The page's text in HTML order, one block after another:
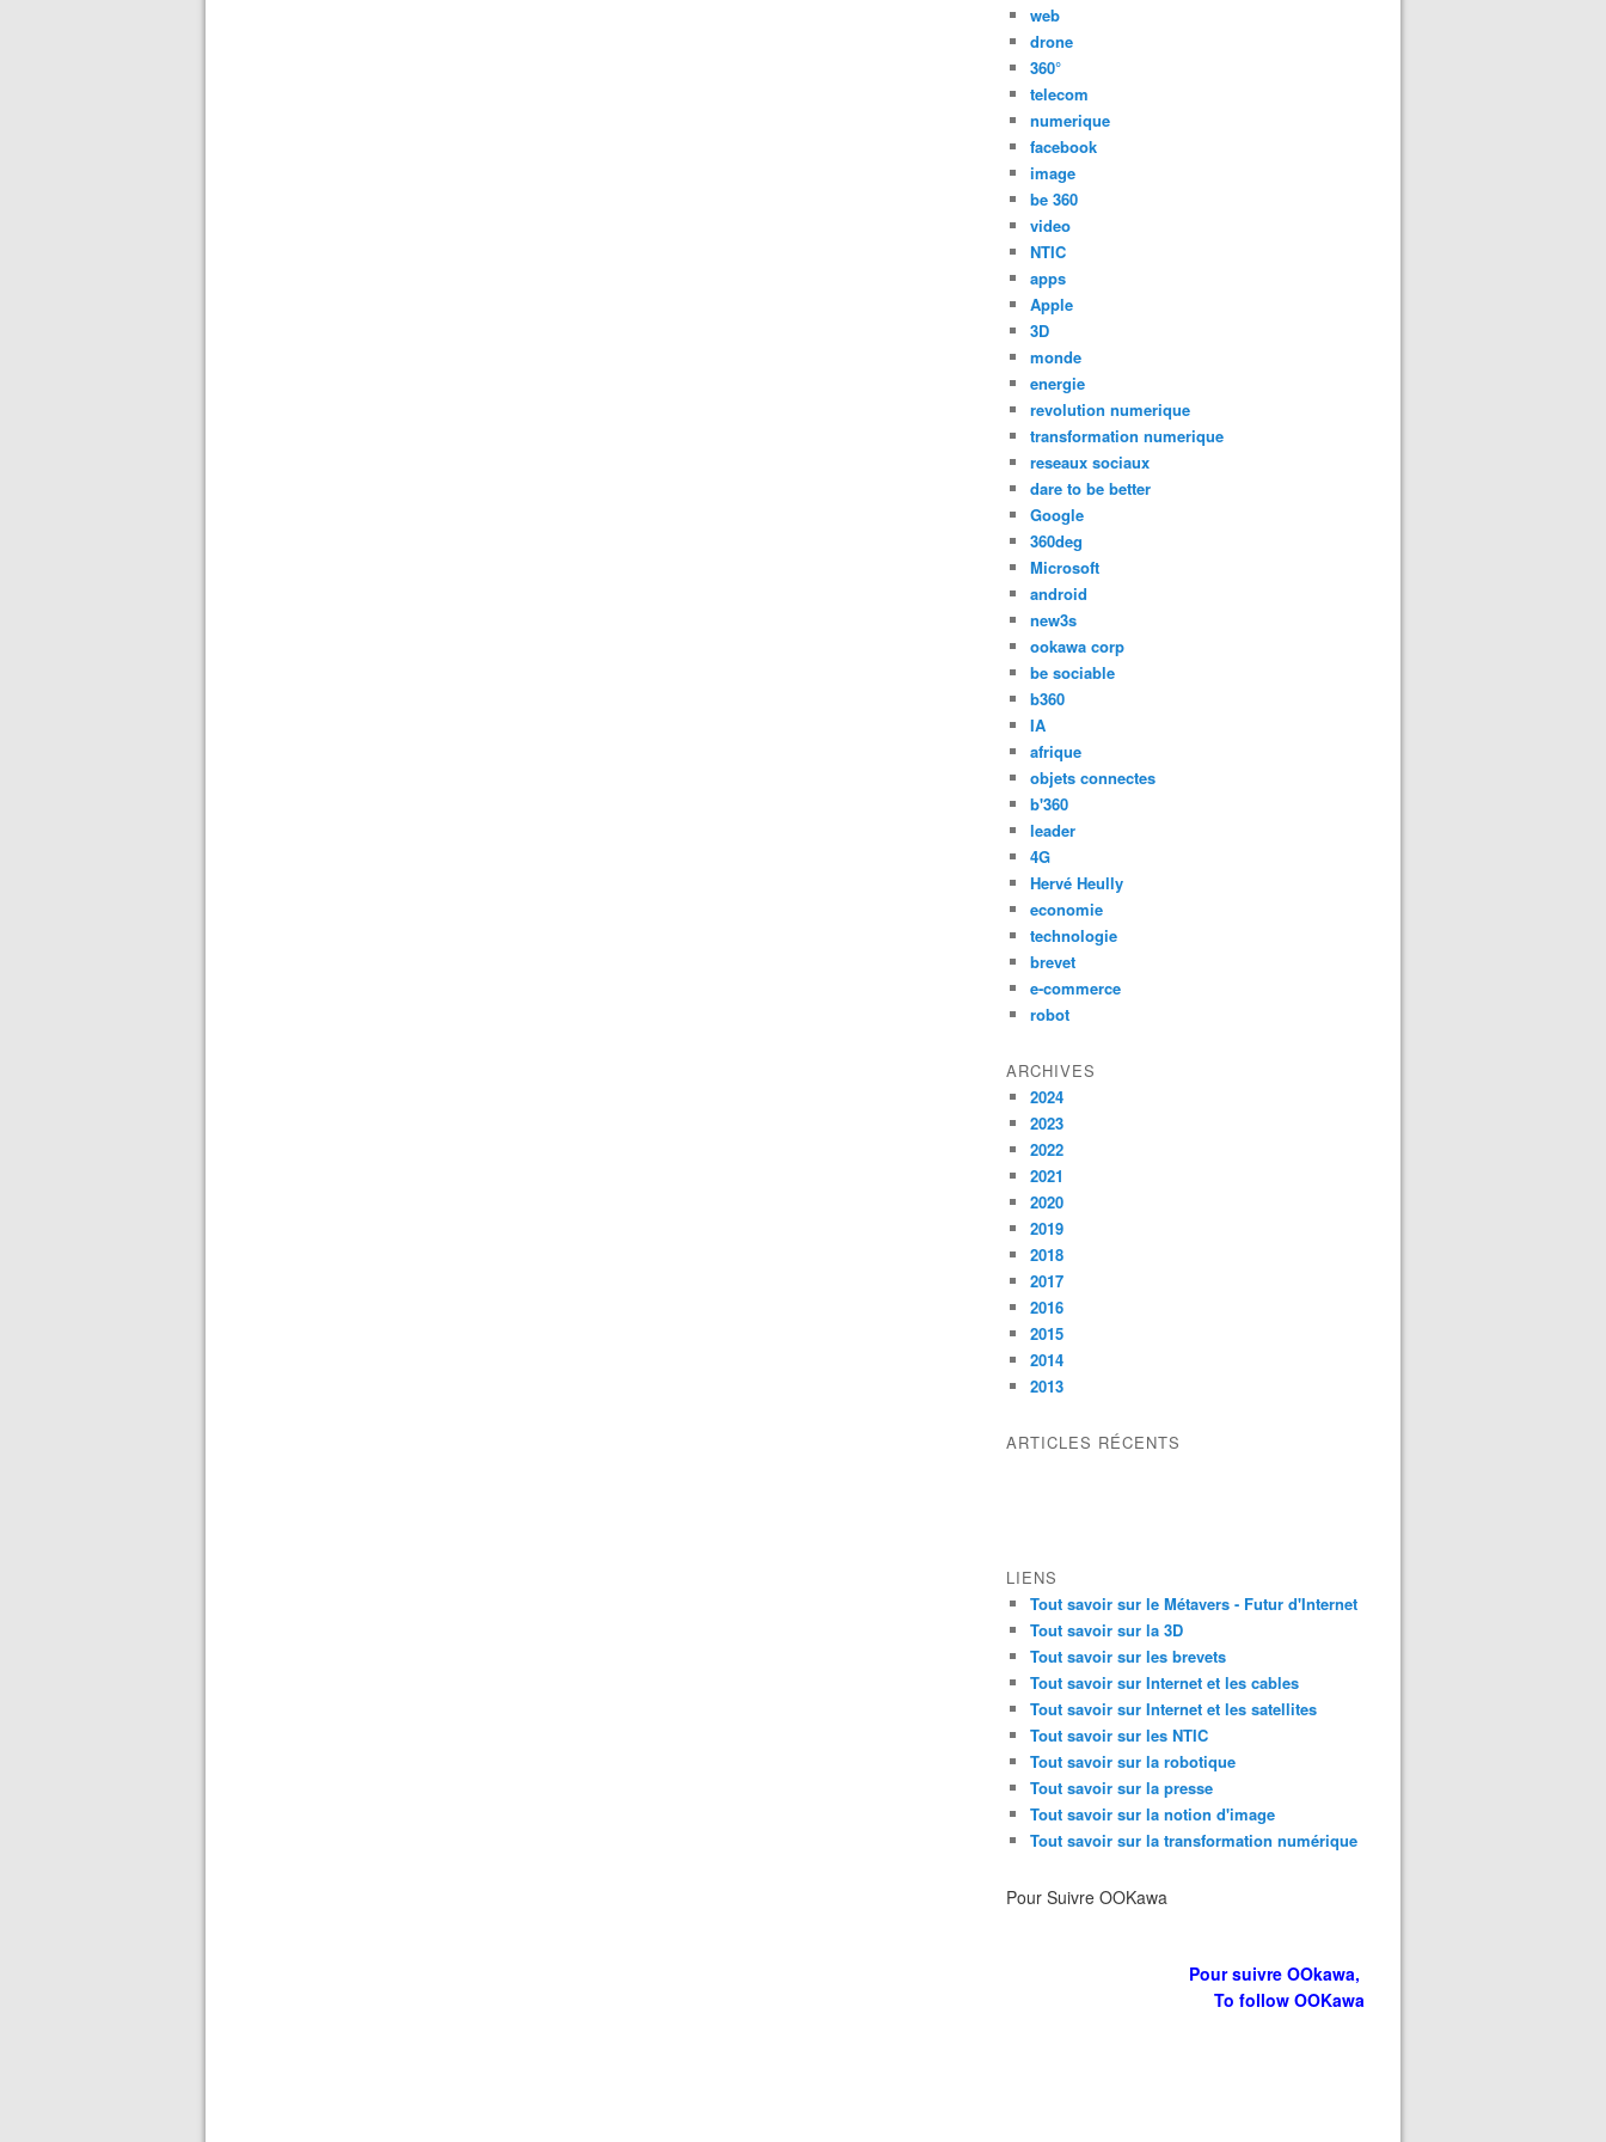
web
drone
360°
telecom
numerique
facebook
image
be 360
video
NTIC
apps
Apple
3D
monde
energie
revolution numerique
transformation numerique
reseaux sociaux
dare to be better
Google
360deg
Microsoft
android
new3s
ookawa corp
be sociable
b360
IA
afrique
objets connectes
b'360
leader
4G
Hervé Heully
economie
technologie
brevet
e-commerce
robot
ARCHIVES
2024
2023
2022
2021
2020
2019
2018
2017
2016
2015
2014
2013
ARTICLES RÉCENTS
LIENS
Tout savoir sur le Métavers - Futur d'Internet
Tout savoir sur la 3D
Tout savoir sur les brevets
Tout savoir sur Internet et les cables
Tout savoir sur Internet et les satellites
Tout savoir sur les NTIC
Tout savoir sur la robotique
Tout savoir sur la presse
Tout savoir sur la notion d'image
Tout savoir sur la transformation numérique
Pour Suivre OOKawa
Pour suivre OOkawa,
To follow OOKawa